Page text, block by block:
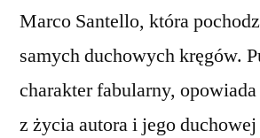
Marco Santello, która
samych duchowych kręgów.
charakter fabularny,
z życia autora i jego duchowej